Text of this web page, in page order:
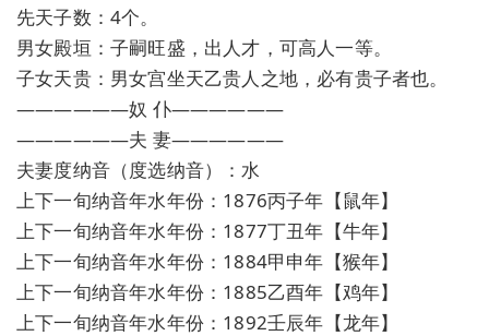
先天子数：4个。
男女殿垣：子嗣旺盛，出人才，可高人一等。
子女天贵：男女宫坐天乙贵人之地，必有贵子者也。
——————奴 仆——————
——————夫 妻——————
夫妻度纳音（度选纳音）：水
上下一旬纳音年水年份：1876丙子年【鼠年】
上下一旬纳音年水年份：1877丁丑年【牛年】
上下一旬纳音年水年份：1884甲申年【猴年】
上下一旬纳音年水年份：1885乙酉年【鸡年】
上下一旬纳音年水年份：1892壬辰年【龙年】